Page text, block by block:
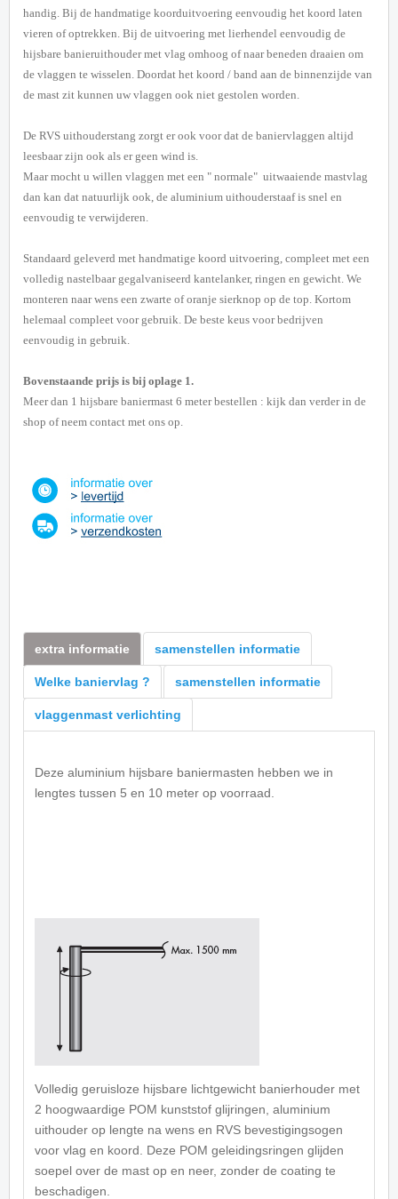
handig. Bij de handmatige koorduitvoering eenvoudig het koord laten
vieren of optrekken. Bij de uitvoering met lierhendel eenvoudig de
hijsbare banieruithouder met vlag omhoog of naar beneden draaien om
de vlaggen te wisselen. Doordat het koord / band aan de binnenzijde van
de mast zit kunnen uw vlaggen ook niet gestolen worden.
De RVS uithouderstang zorgt er ook voor dat de baniervlaggen altijd
leesbaar zijn ook als er geen wind is.
Maar mocht u willen vlaggen met een " normale" uitwaaiende mastvlag
dan kan dat natuurlijk ook, de aluminium uithouderstaaf is snel en
eenvoudig te verwijderen.
Standaard geleverd met handmatige koord uitvoering, compleet met een
volledig nastelbaar gegalvaniseerd kantelanker, ringen en gewicht. We
monteren naar wens een zwarte of oranje sierknop op de top. Kortom
helemaal compleet voor gebruik. De beste keus voor bedrijven
eenvoudig in gebruik.
Bovenstaande prijs is bij oplage 1.
Meer dan 1 hijsbare baniermast 6 meter bestellen : kijk dan verder in de
shop of neem contact met ons op.
extra informatie samenstellen informatie
Welke baniervlag ? samenstellen informatie
vlaggenmast verlichting
Deze aluminium hijsbare baniermasten hebben we in
lengtes tussen 5 en 10 meter op voorraad.
Volledig geruisloze hijsbare lichtgewicht banierhouder met
2 hoogwaardige POM kunststof glijringen, aluminium
uithouder op lengte na wens en RVS bevestigingsogen
voor vlag en koord. Deze POM geleidingsringen glijden
soepel over de mast op en neer, zonder de coating te
beschadigen.